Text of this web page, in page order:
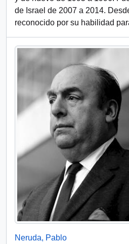
de Israel de 2007 a 2014.
reconocido por su habilidad
Neruda, Pablo